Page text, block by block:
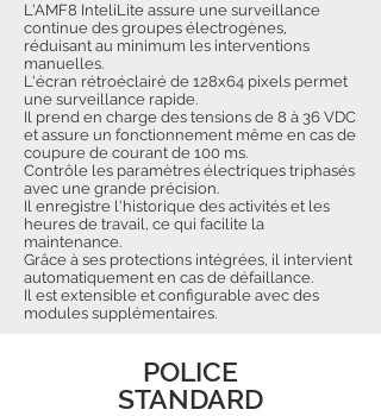
L'AMF8 InteliLite assure une surveillance
continue des groupes électrogènes,
réduisant au minimum les interventions
manuelles.
L'écran rétroéclairé de 128x64 pixels permet
une surveillance rapide.
Il prend en charge des tensions de 8 à 36 VDC
et assure un fonctionnement même en cas de
coupure de courant de 100 ms.
Contrôle les paramètres électriques triphasés
avec une grande précision.
Il enregistre l'historique des activités et les
heures de travail, ce qui facilite la
maintenance.
Grâce à ses protections intégrées, il intervient
automatiquement en cas de défaillance.
Il est extensible et configurable avec des
modules supplémentaires.
POLICE
STANDARD